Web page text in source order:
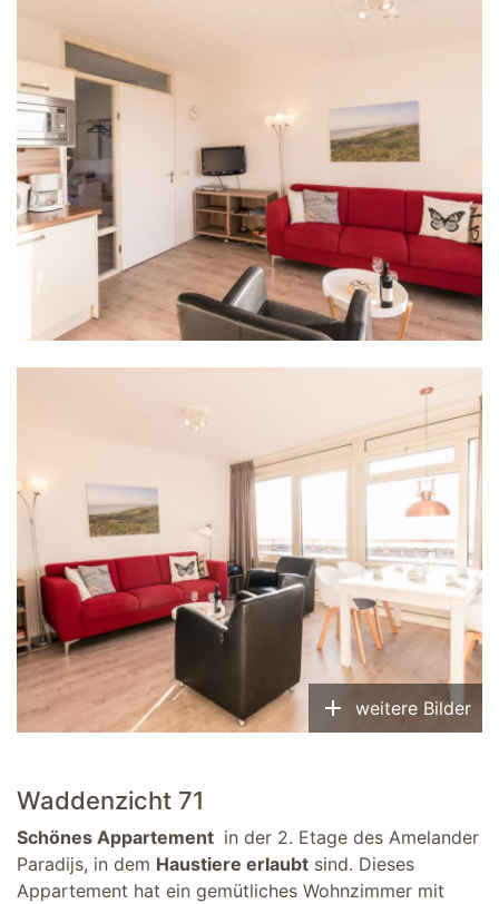
add weitere Bilder
Waddenzicht 71
Schönes Appartement in der 2. Etage des Amelander
Paradijs, in dem Haustiere erlaubt sind. Dieses
Appartement hat ein gemütliches Wohnzimmer mit